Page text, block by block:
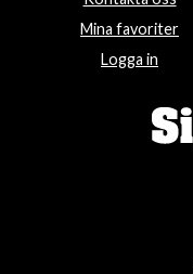
Mina favoriter
Logga in